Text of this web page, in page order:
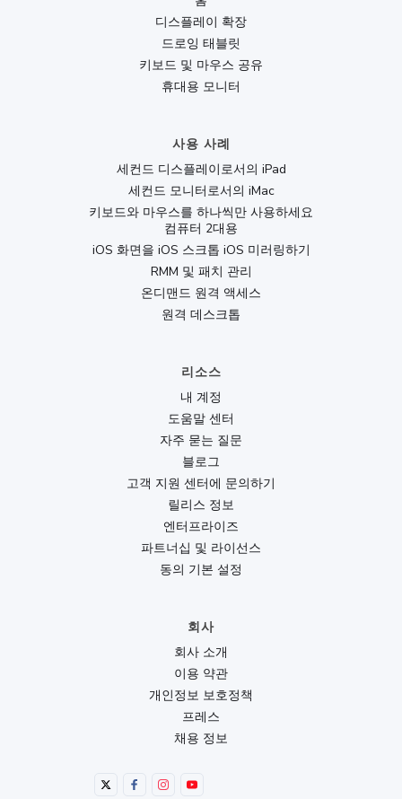
디스플레이 확장
드로잉 태블릿
키보드 및 마우스 공유
휴대용 모니터
사용 사례
세컨드 디스플레이로서의 iPad
세컨드 모니터로서의 iMac
키보드와 마우스를 하나씩만 사용하세요
컴퓨터 2대용
iOS 화면을 iOS 스크톱 iOS 미러링하기
RMM 및 패치 관리
온디맨드 원격 액세스
원격 데스크톱
리소스
내 계정
도움말 센터
자주 묻는 질문
블로그
고객 지원 센터에 문의하기
릴리스 정보
엔터프라이즈
파트너십 및 라이선스
동의 기본 설정
회사
회사 소개
이용 약관
개인정보 보호정책
프레스
채용 정보